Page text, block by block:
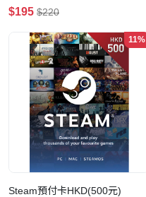
$195 $220
11%
Steam預付卡HKD(500元)